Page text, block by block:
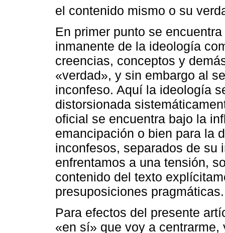
el contenido mismo o su
En primer punto se
inmanente de la ideología
creencias, conceptos y
«verdad», y sin embargo al
inconfeso. Aquí la ideología
distorsionada
oficial se encuentra bajo la
emancipación o bien para la
inconfesos, separados de su
enfrentamos a una tensión,
contenido del texto
presuposiciones pragmáticas.
Para efectos del presente
«en sí» que voy a